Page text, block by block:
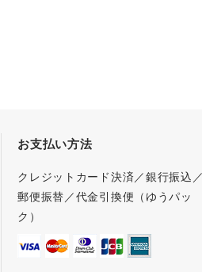
お支払い方法
クレジットカード決済／銀行振込／
郵便振替／代金引換便（ゆうパッ
ク）